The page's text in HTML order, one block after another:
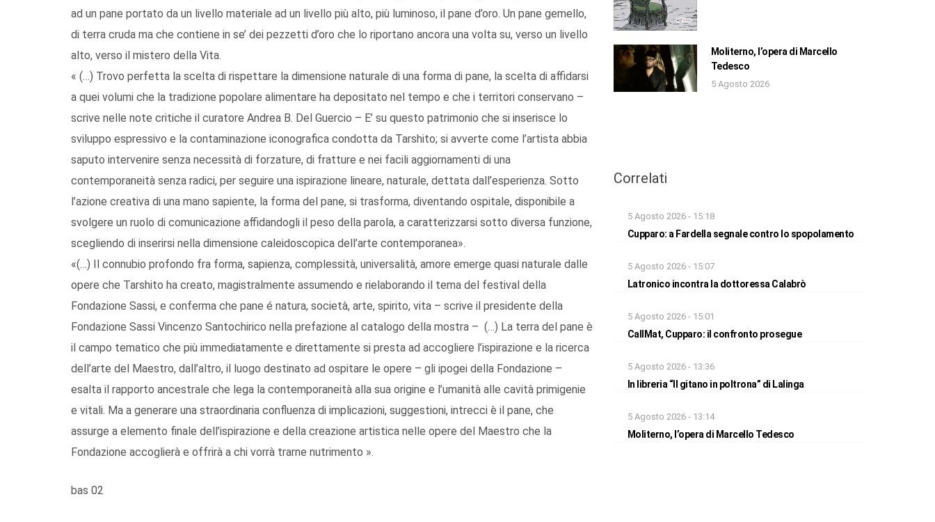
ad un pane portato da un livello materiale ad un livello più alto, più luminoso, il pane d’oro. Un pane gemello,
di terra cruda ma che contiene in se’ dei pezzetti d’oro che lo riportano ancora una volta su, verso un livello
alto, verso il mistero della Vita.
« (…) Trovo perfetta la scelta di rispettare la dimensione naturale di una forma di pane, la scelta di affidarsi
a quei volumi che la tradizione popolare alimentare ha depositato nel tempo e che i territori conservano –
scrive nelle note critiche il curatore Andrea B. Del Guercio – E’ su questo patrimonio che si inserisce lo
sviluppo espressivo e la contaminazione iconografica condotta da Tarshito; si avverte come l’artista abbia
saputo intervenire senza necessità di forzature, di fratture e nei facili aggiornamenti di una
contemporaneità senza radici, per seguire una ispirazione lineare, naturale, dettata dall’esperienza. Sotto
l’azione creativa di una mano sapiente, la forma del pane, si trasforma, diventando ospitale, disponibile a
svolgere un ruolo di comunicazione affidandogli il peso della parola, a caratterizzarsi sotto diversa funzione,
scegliendo di inserirsi nella dimensione caleidoscopica dell’arte contemporanea».
«(…) Il connubio profondo fra forma, sapienza, complessità, universalità, amore emerge quasi naturale dalle
opere che Tarshito ha creato, magistralmente assumendo e rielaborando il tema del festival della
Fondazione Sassi, e conferma che pane é natura, società, arte, spirito, vita – scrive il presidente della
Fondazione Sassi Vincenzo Santochirico nella prefazione al catalogo della mostra – (…) La terra del pane è
il campo tematico che più immediatamente e direttamente si presta ad accogliere l’ispirazione e la ricerca
dell’arte del Maestro, dall’altro, il luogo destinato ad ospitare le opere – gli ipogei della Fondazione –
esalta il rapporto ancestrale che lega la contemporaneità alla sua origine e l’umanità alle cavità primigenie
e vitali. Ma a generare una straordinaria confluenza di implicazioni, suggestioni, intrecci è il pane, che
assurge a elemento finale dell’ispirazione e della creazione artistica nelle opere del Maestro che la
Fondazione accoglierà e offrirà a chi vorrà trarne nutrimento ».
bas 02
Moliterno, l’opera di Marcello
Tedesco
5 Agosto 2026
Correlati
5 Agosto 2026 - 15:18
Cupparo: a Fardella segnale contro lo spopolamento
5 Agosto 2026 - 15:07
Latronico incontra la dottoressa Calabrò
5 Agosto 2026 - 15:01
CallMat, Cupparo: il confronto prosegue
5 Agosto 2026 - 13:36
In libreria “Il gitano in poltrona” di Lalinga
5 Agosto 2026 - 13:14
Moliterno, l’opera di Marcello Tedesco